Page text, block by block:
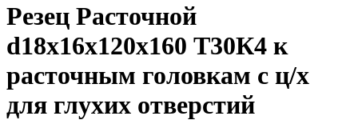
Резец Расточной
d18х16х120х160 Т30К4 к
расточным головкам с ц/х
для глухих отверстий